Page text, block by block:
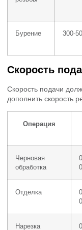
Бурение 300-
Скорость
Скорость подачи
дополнить скорость
Операция
Черновая
обработка
Отделка
Нарезка